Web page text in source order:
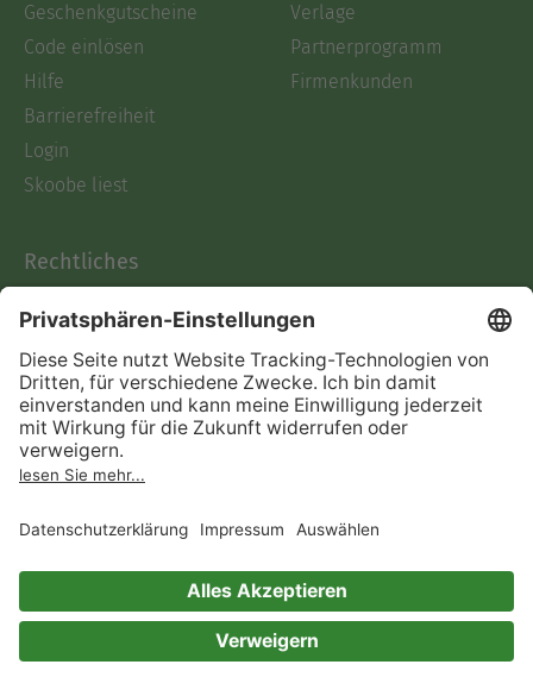
Geschenkgutscheine
Code einlösen
Hilfe
Barrierefreiheit
Login
Skoobe liest
Verlage
Partnerprogramm
Firmenkunden
Rechtliches
AGB
Informationen nach Data
Act
Verträge hier kündigen
Impressum
Immer ein gutes Buch